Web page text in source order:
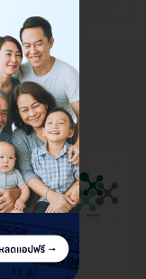
(Health
บบอวัยวะ